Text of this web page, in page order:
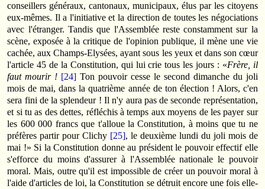
conseillers généraux, cantonaux, municipaux, élus par les citoyens
eux-mêmes. Il a l'initiative et la direction de toutes les négociations
avec l'étranger. Tandis que l'Assemblée reste constamment sur la
scène, exposée à la critique de l'opinion publique, il mène une vie
cachée, aux Champs-Elysées, ayant sous les yeux et dans son cœur
l'article 45 de la Constitution, qui lui crie tous les jours : «Frère, il
faut mourir ! [24] Ton pouvoir cesse le second dimanche du joli
mois de mai, dans la quatrième année de ton élection ! Alors, c'en
sera fini de la splendeur ! Il n'y aura pas de seconde représentation,
et si tu as des dettes, réfléchis à temps aux moyens de les payer sur
les 600 000 francs que t'alloue la Constitution, à moins que tu ne
préfères partir pour Clichy [25], le deuxième lundi du joli mois de
mai !» Si la Constitution donne au président le pouvoir effectif elle
s'efforce du moins d'assurer à l'Assemblée nationale le pouvoir
moral. Mais, outre qu'il est impossible de créer un pouvoir moral à
l'aide d'articles de loi, la Constitution se détruit encore une fois elle-